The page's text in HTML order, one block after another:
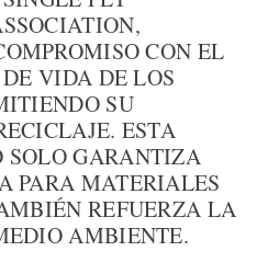
CON EL
VIDA DE LOS
SU
ESTA
SOLO GARANTIZA
PARA MATERIALES
REFUERZA LA
AMBIENTE.